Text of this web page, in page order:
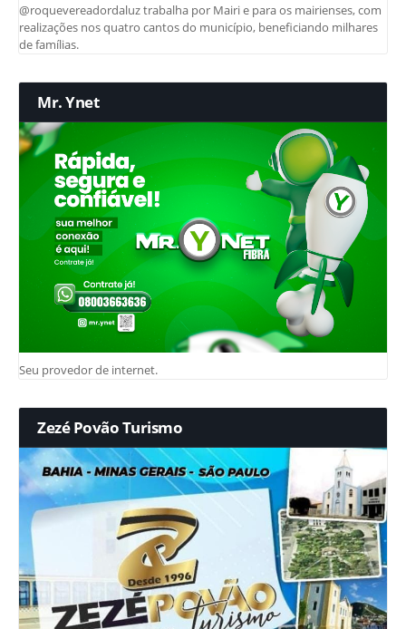
@roquevereadordaluz trabalha por Mairi e para os mairienses, com
realizações nos quatro cantos do município, beneficiando milhares
de famílias.
Mr. Ynet
Seu provedor de internet.
Zezé Povão Turismo